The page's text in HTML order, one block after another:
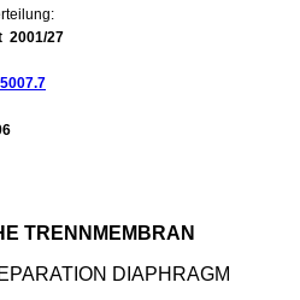
2001/27
TRENNMEMBRAN
DIAPHRAGM